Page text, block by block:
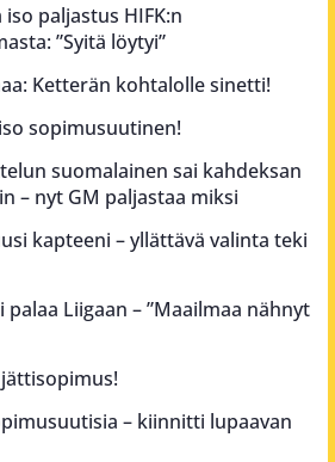
iso paljastus HIFK:n
”Syitä löytyi”
Ketterän kohtalolle sinetti!
sopimusuutinen!
suomalainen sai kahdeksan
– nyt GM paljastaa miksi
kapteeni – yllättävä valinta teki
Liigaan – ”Maailmaa nähnyt
– kiinnitti lupaavan